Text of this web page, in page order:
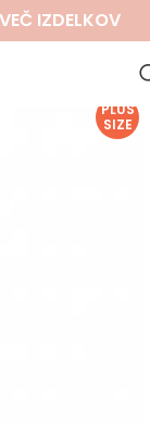
IZDELKOV
PLUS
SIZE